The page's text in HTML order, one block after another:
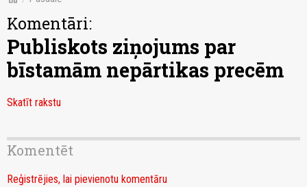
Komentāri:
Publiskots ziņojums par
bīstamām nepārtikas precēm
Skatīt rakstu
Komentēt
Reģistrējies, lai pievienotu komentāru